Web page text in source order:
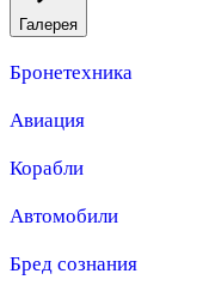
Галерея
Бронетехника
Авиация
Корабли
Автомобили
Бред сознания